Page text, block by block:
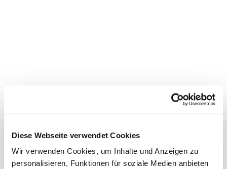
Diese Webseite verwendet Cookies
Wir verwenden Cookies, um Inhalte und Anzeigen zu
personalisieren, Funktionen für soziale Medien anbieten
ÖFFNUNGSZEITEN
Margaretenkirche
Mi 15-17.30 Uhr